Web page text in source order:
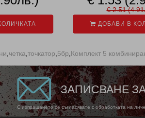
€ 2.51
ДОБАВИ В
четка точкатор 5бр Комплект 5
ЗАПИСВАНЕ
С изпращането се съгласявате с обработката на